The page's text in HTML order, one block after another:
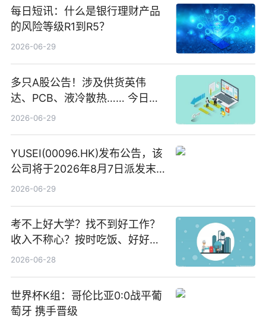
每日短讯：什么是银行理财产品
的风险等级R1到R5？
2026-06-29
多只A股公告！涉及供货英伟
达、PCB、液冷散热…… 今日快
讯
2026-06-29
YUSEI(00096.HK)发布公告，该
公司将于2026年8月7日派发末
期股息每股人民币0.013元 每日
2026-06-29
考不上好大学？找不到好工作？
收入不称心？按时吃饭、好好睡
觉
2026-06-28
世界杯K组：哥伦比亚0:0战平葡
萄牙 携手晋级